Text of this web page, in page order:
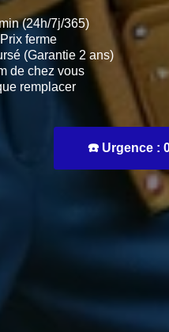
(24h/7j/365)
ferme
(Garantie 2 ans)
de chez vous
remplacer
☎️ Urgence :